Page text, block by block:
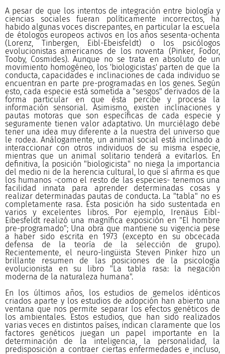
A pesar de que los intentos de integración entre biología y
ciencias sociales fueran políticamente incorrectos, ha
habido algunas voces discrepantes, en particular la escuela
de étologos europeos activos en los años sesenta-ochenta
(Lorenz, Tinbergen, Eibl-Ebeisfeldt) o los psicólogos
evolucionistas americanos de los noventa (Pinker, Fodor,
Tooby, Cosmides). Aunque no se trata en absoluto de un
movimiento homogéneo, los 'biologicistas' parten de que la
conducta, capacidades e inclinaciones de cada individuo se
encuentran en parte pre-programadas en los genes. Según
esto, cada especie está sometida a "sesgos" derivados de la
forma particular en que ésta percibe y procesa la
información sensorial. Asimismo, existen inclinaciones y
pautas motoras que son específicas de cada especie y
seguramente tienen valor adaptativo. Un murciélago debe
tener una idea muy diferente a la nuestra del universo que
le rodea. Análogamente, un animal social está inclinado a
interaccionar con otros individuos de su misma especie,
mientras que un animal solitario tenderá a evitarlos. En
definitiva, la posición "biologicista" no niega la importancia
del medio ni de la herencia cultural, lo que sí afirma es que
los humanos -como el resto de las especies- tenemos una
facilidad innata para aprender determinadas cosas y
realizar determinadas pautas de conducta. La "tabla" no es
completamente rasa. Esta posición ha sido sustentada en
varios y excelentes libros. Por ejemplo, Irenäus Eibl-
Eibesfeldt realizó una magnífica exposición en "El hombre
pre-programado"; Una obra que mantiene su vigencia pese
a haber sido escrita en 1973 (excepto en su obcecada
defensa de la teoría de la selección de grupo).
Recientemente, el neuro-lingüista Steven Pinker hizo un
brillante resumen de las posiciones de la psicología
evolucionista en su libro "La tabla rasa: la negación
moderna de la naturaleza humana".
En los últimos años, los estudios de gemelos idénticos
criados aparte y los estudios de adopción han abierto una
ventana que nos permite separar los efectos genéticos de
los ambientales. Estos estudios, que han sido realizados
varias veces en distintos países, indican claramente que los
factores genéticos juegan un papel importante en la
determinación de la inteligencia, la personalidad, la
predisposición a contraer ciertas enfermedades e incluso,